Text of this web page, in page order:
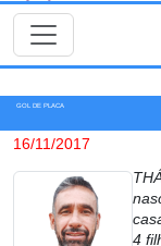
GOL DE PLACA
16/11/2017
4